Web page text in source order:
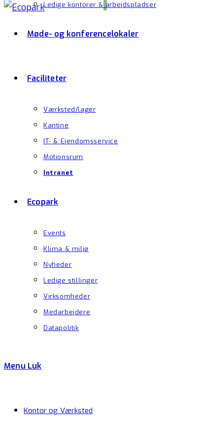
Ledige kontorer & arbejdspladser
Møde- og konferencelokaler
Faciliteter
Værksted/lager
Kantine
IT- & Ejendomsservice
Motionsrum
Intranet
Ecopark
Events
Klima & miljø
Nyheder
Ledige stillinger
Virksomheder
Medarbejdere
Datapolitik
Menu Luk
Kontor og Værksted